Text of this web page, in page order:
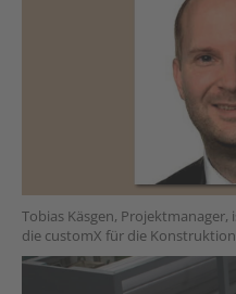
Tobias Käsgen,
die customX für die